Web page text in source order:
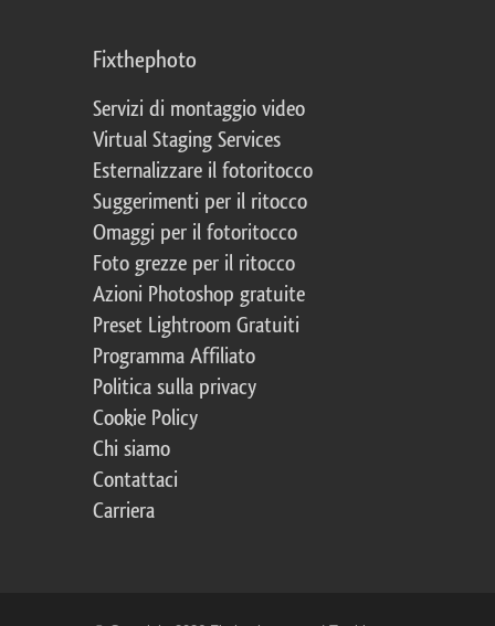
Fixthephoto
Servizi di montaggio video
Virtual Staging Services
Esternalizzare il fotoritocco
Suggerimenti per il ritocco
Omaggi per il fotoritocco
Foto grezze per il ritocco
Azioni Photoshop gratuite
Preset Lightroom Gratuiti
Programma Affiliato
Politica sulla privacy
Cookie Policy
Chi siamo
Contattaci
Carriera